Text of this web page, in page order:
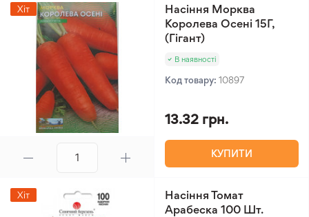
Хіт
Насіння Морква
Королева Осені 15Г,
(Гігант)
В наявності
Код товару: 10897
13.32 грн.
КУПИТИ
Хіт
Насіння Томат
Арабеска 100 Шт.